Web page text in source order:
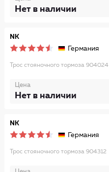
Нет в наличии
NK
Германия
Трос стояночного тормоза 904024
Цена
Нет в наличии
NK
Германия
Трос стояночного тормоза 904312